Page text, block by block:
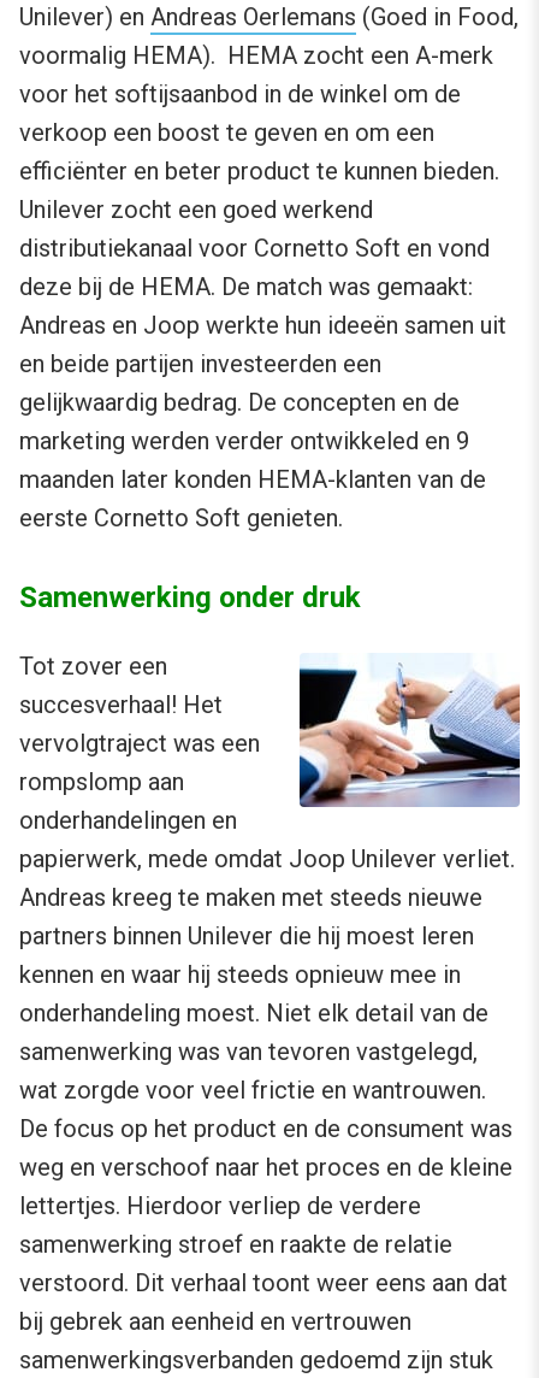
Unilever) en Andreas Oerlemans (Goed in Food,
voormalig HEMA). HEMA zocht een A-merk
voor het softijsaanbod in de winkel om de
verkoop een boost te geven en om een
efficiënter en beter product te kunnen bieden.
Unilever zocht een goed werkend
distributiekanaal voor Cornetto Soft en vond
deze bij de HEMA. De match was gemaakt:
Andreas en Joop werkte hun ideeën samen uit
en beide partijen investeerden een
gelijkwaardig bedrag. De concepten en de
marketing werden verder ontwikkeled en 9
maanden later konden HEMA-klanten van de
eerste Cornetto Soft genieten.
Samenwerking onder druk
Tot zover een
succesverhaal! Het
vervolgtraject was een
rompslomp aan
onderhandelingen en
papierwerk, mede omdat Joop Unilever verliet.
Andreas kreeg te maken met steeds nieuwe
partners binnen Unilever die hij moest leren
kennen en waar hij steeds opnieuw mee in
onderhandeling moest. Niet elk detail van de
samenwerking was van tevoren vastgelegd,
wat zorgde voor veel frictie en wantrouwen.
De focus op het product en de consument was
weg en verschoof naar het proces en de kleine
lettertjes. Hierdoor verliep de verdere
samenwerking stroef en raakte de relatie
verstoord. Dit verhaal toont weer eens aan dat
bij gebrek aan eenheid en vertrouwen
samenwerkingsverbanden gedoemd zijn stuk